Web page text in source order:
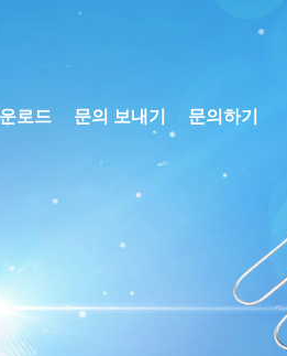
로드 문의 보내기 문의하기